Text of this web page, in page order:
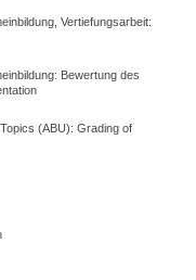
Vertiefungsarbeit:
Bewertung des
(ABU): Grading of